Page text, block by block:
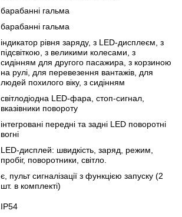
барабанні гальма
барабанні гальма
індикатор рівня заряду, з LED-дисплеєм, з
підсвіткою, з великими колесами, з
сидінням для другого пасажира, з корзиною
на рулі, для перевезення вантажів, для
людей похилого віку, з сидінням
світлодіодна LED-фара, стоп-сигнал,
вказівники повороту
інтегровані передні та задні LED поворотні
вогні
LED-дисплей: швидкість, заряд, режим,
пробіг, поворотники, світло.
є, пульт сигналізації з функцією запуску (2
шт. в комплекті)
IP54